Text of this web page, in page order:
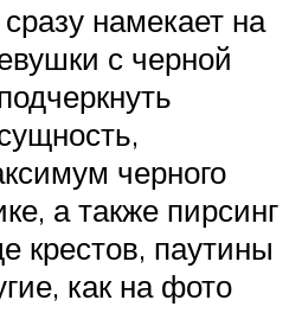
намекает на
с черной
черного
а также пирсинг
крестов, паутины
как на фото